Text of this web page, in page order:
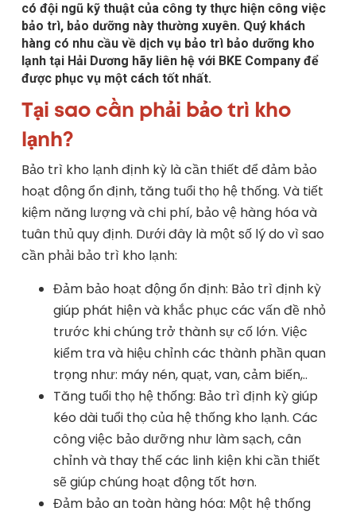
có đội ngũ kỹ thuật của công ty thực hiện công việc
bảo trì, bảo dưỡng này thường xuyên. Quý khách
hàng có nhu cầu về dịch vụ bảo trì bảo dưỡng kho
lạnh tại Hải Dương hãy liên hệ với BKE Company để
được phục vụ một cách tốt nhất.
Tại sao cần phải bảo trì kho
lạnh?
Bảo trì kho lạnh định kỳ là cần thiết để đảm bảo
hoạt động ổn định, tăng tuổi thọ hệ thống. Và tiết
kiệm năng lượng và chi phí, bảo vệ hàng hóa và
tuân thủ quy định. Dưới đây là một số lý do vì sao
cần phải bảo trì kho lạnh:
Đảm bảo hoạt động ổn định: Bảo trì định kỳ
giúp phát hiện và khắc phục các vấn đề nhỏ
trước khi chúng trở thành sự cố lớn. Việc
kiểm tra và hiệu chỉnh các thành phần quan
trọng như: máy nén, quạt, van, cảm biến,..
Tăng tuổi thọ hệ thống: Bảo trì định kỳ giúp
kéo dài tuổi thọ của hệ thống kho lạnh. Các
công việc bảo dưỡng như làm sạch, cân
chỉnh và thay thế các linh kiện khi cần thiết
sẽ giúp chúng hoạt động tốt hơn.
Đảm bảo an toàn hàng hóa: Một hệ thống